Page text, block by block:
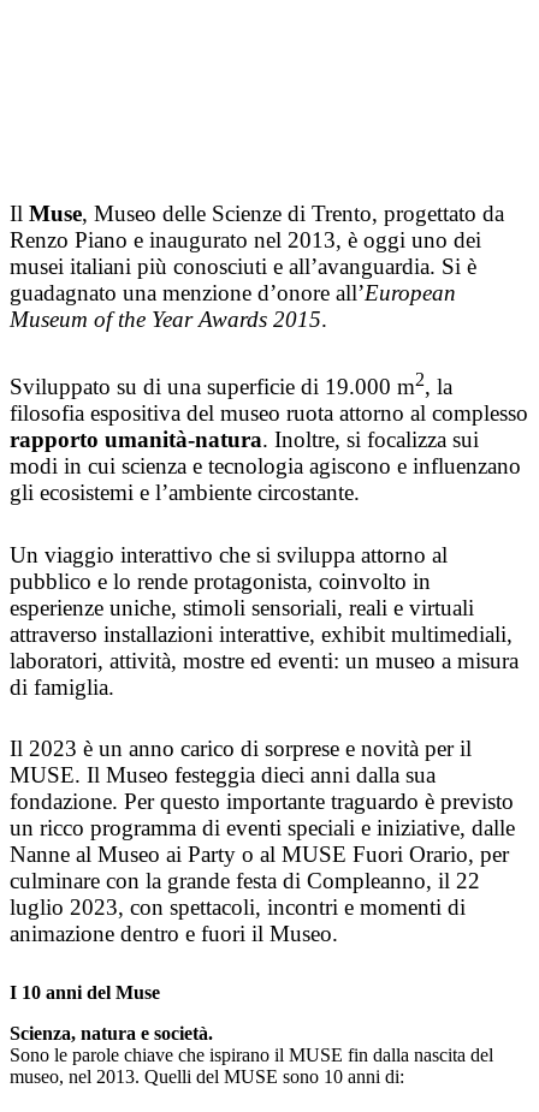
Il Muse, Museo delle Scienze di Trento, progettato da
Renzo Piano e inaugurato nel 2013, è oggi uno dei
musei italiani più conosciuti e all’avanguardia. Si è
guadagnato una menzione d’onore all’European
Museum of the Year Awards 2015.
Sviluppato su di una superficie di 19.000 m2, la
filosofia espositiva del museo ruota attorno al complesso
rapporto umanità-natura. Inoltre, si focalizza sui
modi in cui scienza e tecnologia agiscono e influenzano
gli ecosistemi e l’ambiente circostante.
Un viaggio interattivo che si sviluppa attorno al
pubblico e lo rende protagonista, coinvolto in
esperienze uniche, stimoli sensoriali, reali e virtuali
attraverso installazioni interattive, exhibit multimediali,
laboratori, attività, mostre ed eventi: un museo a misura
di famiglia.
Il 2023 è un anno carico di sorprese e novità per il
MUSE. Il Museo festeggia dieci anni dalla sua
fondazione. Per questo importante traguardo è previsto
un ricco programma di eventi speciali e iniziative, dalle
Nanne al Museo ai Party o al MUSE Fuori Orario, per
culminare con la grande festa di Compleanno, il 22
luglio 2023, con spettacoli, incontri e momenti di
animazione dentro e fuori il Museo.
I 10 anni del Muse
Scienza, natura e società.
Sono le parole chiave che ispirano il MUSE fin dalla nascita del
museo, nel 2013. Quelli del MUSE sono 10 anni di: